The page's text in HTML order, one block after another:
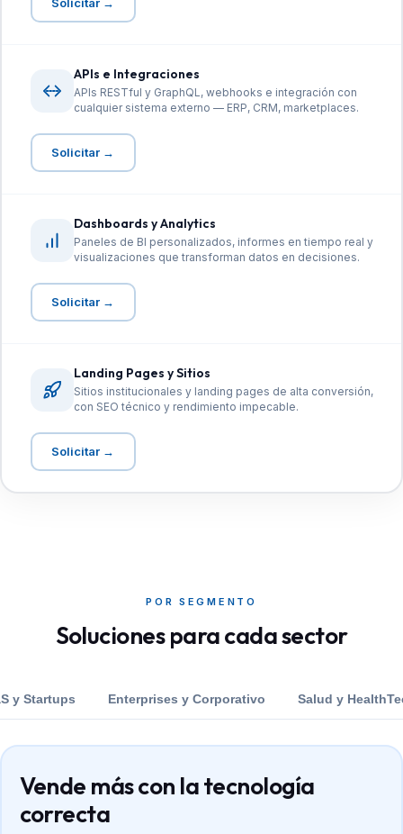
APIs e Integraciones
APIs RESTful y GraphQL, webhooks e integración con
cualquier sistema externo — ERP, CRM, marketplaces.
Solicitar →
Dashboards y Analytics
Paneles de BI personalizados, informes en tiempo real y
visualizaciones que transforman datos en decisiones.
Solicitar →
Landing Pages y Sitios
Sitios institucionales y landing pages de alta conversión,
con SEO técnico y rendimiento impecable.
Solicitar →
POR SEGMENTO
Soluciones para cada sector
y Startups Enterprises y Corporativo Salud y
Vende más con la tecnología
correcta